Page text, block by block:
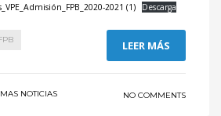
2021 (1) Descarga
LEER MÁS
NOTICIAS NO COMMENTS